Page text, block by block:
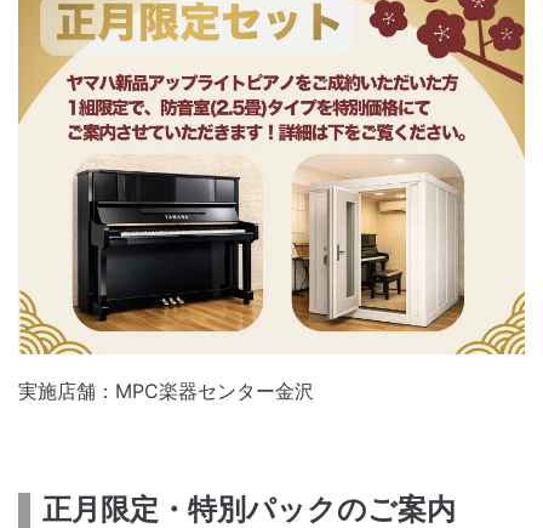
実施店舗：MPC楽器センター金沢
正月限定・特別パックのご案内